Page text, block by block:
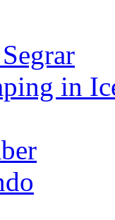
in